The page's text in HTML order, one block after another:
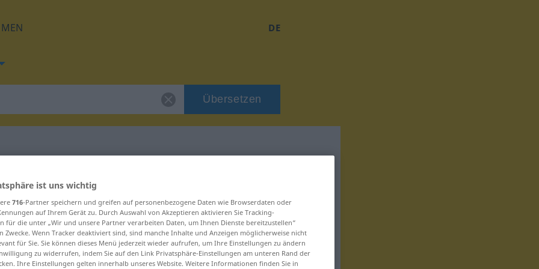
DE
Übersetzen
für "cuan"
ist uns wichtig
716-Partner speichern und greifen auf personenbezogene Daten wie Browserdaten oder
auf Ihrem Gerät zu. Durch Auswahl von Akzeptieren aktivieren Sie Tracking-
für die unter „Wir und unsere Partner verarbeiten Daten, um Ihnen Dienste bereitzustellen“
Zwecke. Wenn Tracker deaktiviert sind, sind manche Inhalte und Anzeigen möglicherweise nicht
für Sie. Sie können dieses Menü jederzeit wieder aufrufen, um Ihre Einstellungen zu ändern
zu widerrufen, indem Sie auf den Link Privatsphäre-Einstellungen am unteren Rand der
Ihre Einstellungen gelten innerhalb unseres Website. Weitere Informationen finden Sie in